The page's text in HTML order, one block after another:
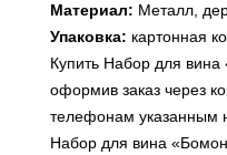
Материал: Металл,
Упаковка: картонная
Купить Набор для
оформив заказ через
телефонам указанным
Набор для вина